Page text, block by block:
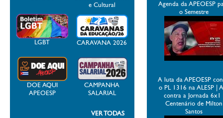
e Cultural
LGBT CARAVANA 2026
DOE AQUI
APEOESP
CAMPANHA
SALARIAL
VER TODAS
Agenda da APEOESP
o Semestre
A luta da APEOESP
o PL 1316 na ALESP |
contra a Jornada 6x1
Centenário de Milton
Santos